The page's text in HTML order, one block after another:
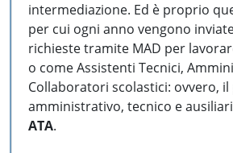
intermediazione. Ed è proprio
per cui ogni anno vengono
richieste tramite MAD per
o come Assistenti Tecnici,
Collaboratori scolastici: ovvero,
amministrativo, tecnico e
ATA.